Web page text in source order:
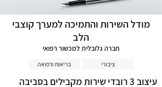
ציבורי בריאות ורפואה
עיצוב 3 רובדי שירות מקבילים בסביבה
מודל השירות והתמיכה למערך קוצבי
הלב
חברה גלובלית למכשור רפואי